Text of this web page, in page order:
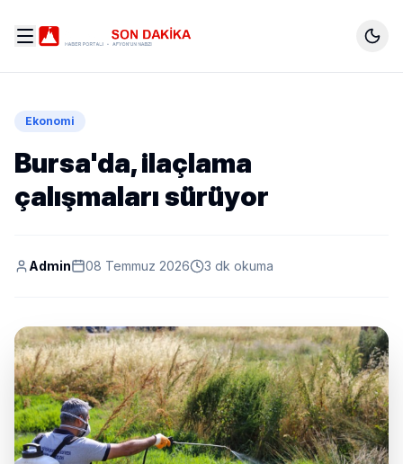
Ekonomi
Bursa'da, ilaçlama
çalışmaları sürüyor
Admin 08 Temmuz 2026 3 dk okuma